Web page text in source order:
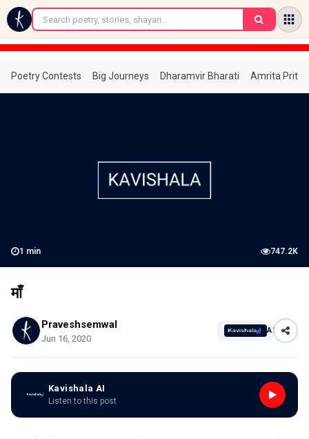
←
Poetry Contests Big Journeys Dharamvir Bharati Amrita
1 min 747.2K
माँ
Praveshsemwal
Jun 16, 2020
AI
Kavishala AI
Listen to this post